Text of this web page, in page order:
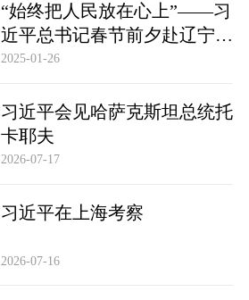
“始终把人民放在心上”——习
近平总书记春节前夕赴辽宁看
望慰问基层干部群众纪实
2025-01-26
习近平会见哈萨克斯坦总统托
卡耶夫
2026-07-17
习近平在上海考察
2026-07-16